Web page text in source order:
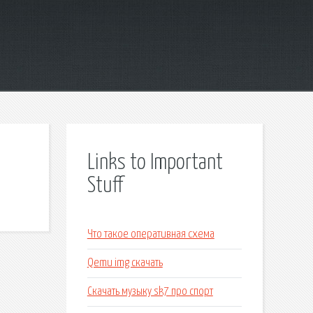
Links to Important
Stuff
Что такое оперативная схема
Qemu img скачать
Скачать музыку sk7 про спорт